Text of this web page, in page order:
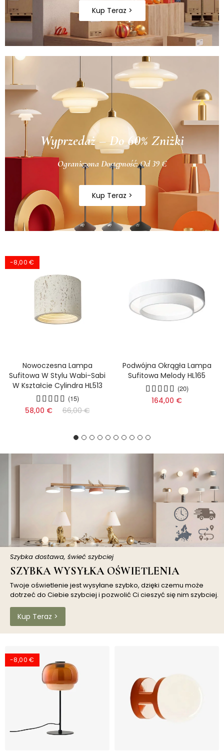
Kup Teraz >
Wyprzedaż – Do 60% Zniżki
Ograniczona Dostępność: Od 39 €
Kup Teraz >
-8,00 €
Nowoczesna Lampa
Sufitowa W Stylu Wabi-Sabi
W Kształcie Cylindra HL513
(15)
58,00 € 66,00 €
Podwójna Okrągła Lampa
Sufitowa Melody HL165
(20)
164,00 €
Szybka dostawa, świeć szybciej
SZYBKA WYSYŁKA OŚWIETLENIA
Twoje oświetlenie jest wysyłane szybko, dzięki czemu może
dotrzeć do Ciebie szybciej i pozwolić Ci cieszyć się nim szybciej.
Kup Teraz >
-8,00 €